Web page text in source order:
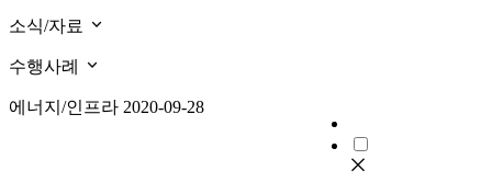
소식/자료
수행사례
에너지/인프라 2020-09-28